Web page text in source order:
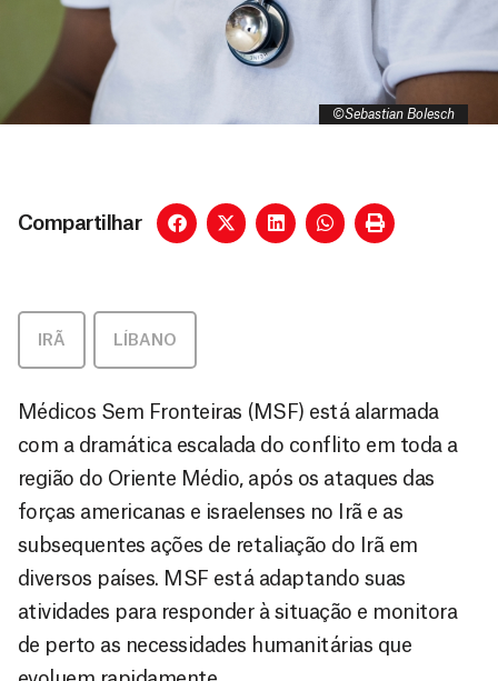
©Sebastian Bolesch
Compartilhar
IRÃ LÍBANO
Médicos Sem Fronteiras (MSF) está alarmada
com a dramática escalada do conflito em toda a
região do Oriente Médio, após os ataques das
forças americanas e israelenses no Irã e as
subsequentes ações de retaliação do Irã em
diversos países. MSF está adaptando suas
atividades para responder à situação e monitora
de perto as necessidades humanitárias que